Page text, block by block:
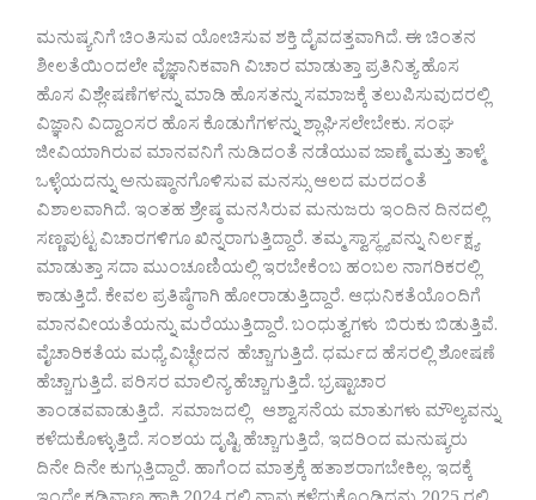
ಮನುಷ್ಯನಿಗೆ ಚಿಂತಿಸುವ ಯೋಚಿಸುವ ಶಕ್ತಿ ದೈವದತ್ತವಾಗಿದೆ. ಈ ಚಿಂತನ
ಶೀಲತೆಯಿಂದಲೇ ವೈಜ್ಞಾನಿಕವಾಗಿ ವಿಚಾರ ಮಾಡುತ್ತಾ ಪ್ರತಿನಿತ್ಯ ಹೊಸ
ಹೊಸ ವಿಶ್ಲೇಷಣೆಗಳನ್ನು ಮಾಡಿ ಹೊಸತನ್ನು ಸಮಾಜಕ್ಕೆ ತಲುಪಿಸುವುದರಲ್ಲಿ
ವಿಜ್ಞಾನಿ ವಿದ್ವಾಂಸರ ಹೊಸ ಕೊಡುಗೆಗಳನ್ನು ಶ್ಲಾಘಿಸಲೇಬೇಕು. ಸಂಘ
ಜೀವಿಯಾಗಿರುವ ಮಾನವನಿಗೆ ನುಡಿದಂತೆ ನಡೆಯುವ ಜಾಣ್ಮೆ ಮತ್ತು ತಾಳ್ಮೆ
ಒಳ್ಳೆಯದನ್ನು ಅನುಷ್ಠಾನಗೊಳಿಸುವ ಮನಸ್ಸು ಆಲದ ಮರದಂತೆ
ವಿಶಾಲವಾಗಿದೆ. ಇಂತಹ ಶ್ರೇಷ್ಠ ಮನಸಿರುವ ಮನುಜರು ಇಂದಿನ ದಿನದಲ್ಲಿ
ಸಣ್ಣಪುಟ್ಟ ವಿಚಾರಗಳಿಗೂ ಖಿನ್ನರಾಗುತ್ತಿದ್ದಾರೆ. ತಮ್ಮ ಸ್ವಾಸ್ಥ್ಯವನ್ನು ನಿರ್ಲಕ್ಷ್ಯ
ಮಾಡುತ್ತಾ ಸದಾ ಮುಂಚೂಣಿಯಲ್ಲಿ ಇರಬೇಕೆಂಬ ಹಂಬಲ ನಾಗರಿಕರಲ್ಲಿ
ಕಾಡುತ್ತಿದೆ. ಕೇವಲ ಪ್ರತಿಷ್ಠೆಗಾಗಿ ಹೋರಾಡುತ್ತಿದ್ದಾರೆ. ಆಧುನಿಕತೆಯೊಂದಿಗೆ
ಮಾನವೀಯತೆಯನ್ನು ಮರೆಯುತ್ತಿದ್ದಾರೆ. ಬಂಧುತ್ವಗಳು ಬಿರುಕು ಬಿಡುತ್ತಿವೆ.
ವೈಚಾರಿಕತೆಯ ಮಧ್ಯೆ ವಿಚ್ಛೇದನ ಹೆಚ್ಚಾಗುತ್ತಿದೆ. ಧರ್ಮದ ಹೆಸರಲ್ಲಿ ಶೋಷಣೆ
ಹೆಚ್ಚಾಗುತ್ತಿದೆ. ಪರಿಸರ ಮಾಲಿನ್ಯ ಹೆಚ್ಚಾಗುತ್ತಿದೆ. ಭ್ರಷ್ಟಾಚಾರ
ತಾಂಡವವಾಡುತ್ತಿದೆ. ಸಮಾಜದಲ್ಲಿ ಆಶ್ವಾಸನೆಯ ಮಾತುಗಳು ಮೌಲ್ಯವನ್ನು
ಕಳೆದುಕೊಳ್ಳುತ್ತಿದೆ. ಸಂಶಯ ದೃಷ್ಟಿ ಹೆಚ್ಚಾಗುತ್ತಿದೆ, ಇದರಿಂದ ಮನುಷ್ಯರು
ದಿನೇ ದಿನೇ ಕುಗ್ಗುತ್ತಿದ್ದಾರೆ. ಹಾಗೆಂದ ಮಾತ್ರಕ್ಕೆ ಹತಾಶರಾಗಬೇಕಿಲ್ಲ. ಇದಕ್ಕೆ